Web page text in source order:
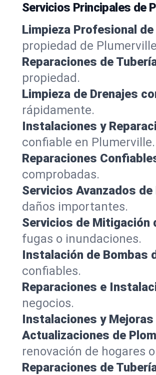
Servicios Principales de
Limpieza Profesional de
propiedad de
Reparaciones de
propiedad.
Limpieza de Drenajes
rápidamente.
Instalaciones y
confiable en Plumerville.
Reparaciones
comprobadas.
Servicios Avanzados
daños importantes.
Servicios de Mitigación
fugas o inundaciones.
Instalación de Bombas
confiables.
Reparaciones e
negocios.
Instalaciones y
Actualizaciones de
renovación de hogares
Reparaciones de